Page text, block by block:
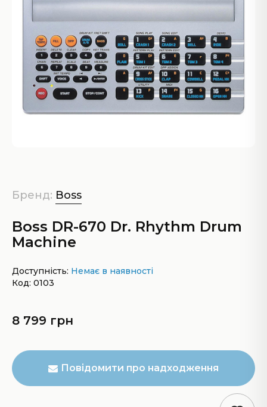
Бренд: Boss
Boss DR-670 Dr. Rhythm Drum
Machine
Доступність: Немає в наявності
Код: 0103
8 799 грн
Повідомити про надходження